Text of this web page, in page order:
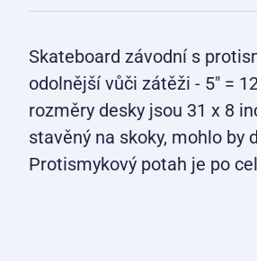
Skateboard závodní s
odolnější vůči zátěži - 5" =
rozměry desky jsou 31 x 8
stavěný na skoky, mohlo by
Protismykový potah je po